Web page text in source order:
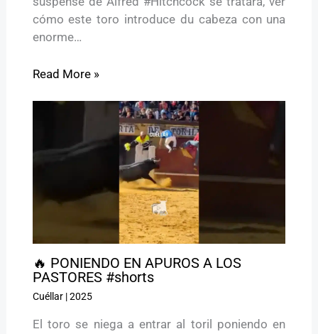
cómo este toro introduce du cabeza con una
enorme…
Read More »
🔥 PONIENDO EN APUROS A LOS
PASTORES #shorts
Cuéllar|2025
El toro se niega a entrar al toril poniendo en